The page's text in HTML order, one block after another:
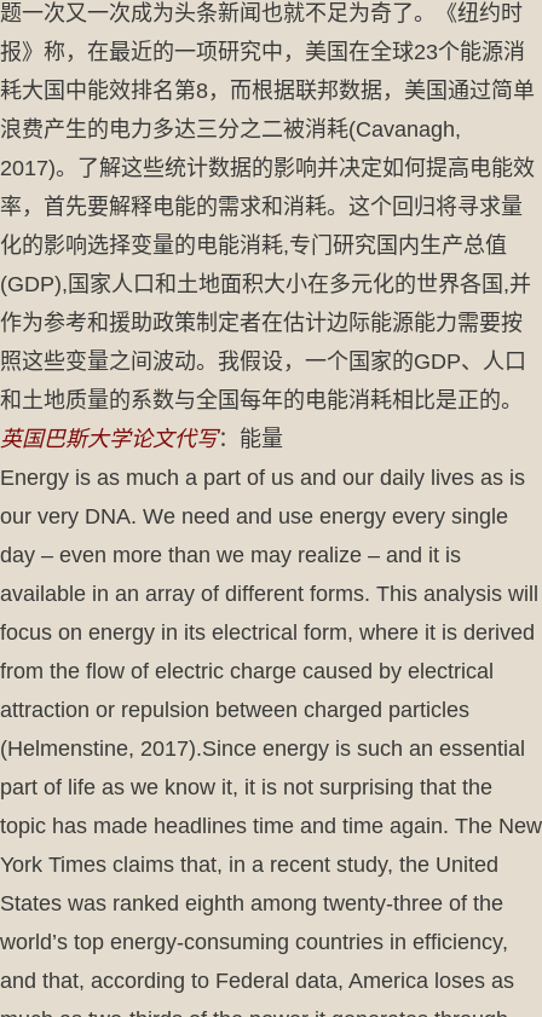
题一次又一次成为头条新闻也就不足为奇了。《纽约时
报》称，在最近的一项研究中，美国在全球23个能源消
耗大国中能效排名第8，而根据联邦数据，美国通过简单
浪费产生的电力多达三分之二被消耗(Cavanagh,
2017)。了解这些统计数据的影响并决定如何提高电能效
率，首先要解释电能的需求和消耗。这个回归将寻求量
化的影响选择变量的电能消耗,专门研究国内生产总值
(GDP),国家人口和土地面积大小在多元化的世界各国,并
作为参考和援助政策制定者在估计边际能源能力需要按
照这些变量之间波动。我假设，一个国家的GDP、人口
和土地质量的系数与全国每年的电能消耗相比是正的。
英国巴斯大学论文代写：能量
Energy is as much a part of us and our daily lives as is
our very DNA. We need and use energy every single
day – even more than we may realize – and it is
available in an array of different forms. This analysis will
focus on energy in its electrical form, where it is derived
from the flow of electric charge caused by electrical
attraction or repulsion between charged particles
(Helmenstine, 2017).Since energy is such an essential
part of life as we know it, it is not surprising that the
topic has made headlines time and time again. The New
York Times claims that, in a recent study, the United
States was ranked eighth among twenty-three of the
world’s top energy-consuming countries in efficiency,
and that, according to Federal data, America loses as